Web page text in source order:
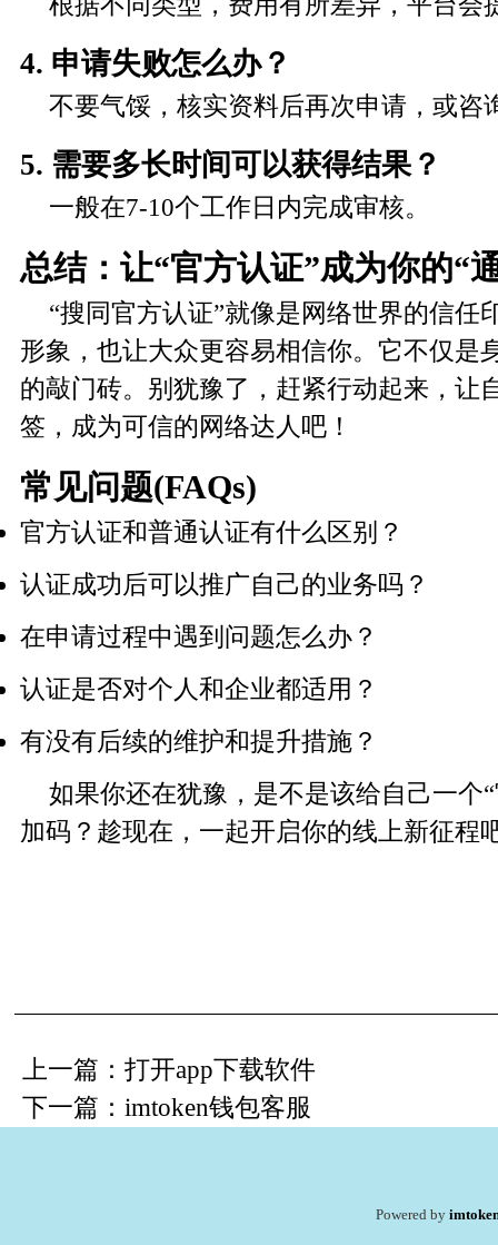
4. 申请失败怎么办？
不要气馁，核实资料后再次申请，或咨
5. 需要多长时间可以获得结果？
一般在7-10个工作日内完成审核。
总结：让“官方认证”成为你的“
“搜同官方认证”就像是网络世界的信任
形象，也让大众更容易相信你。它不仅是
的敲门砖。别犹豫了，赶紧行动起来，让
签，成为可信的网络达人吧！
常见问题(FAQs)
官方认证和普通认证有什么区别？
认证成功后可以推广自己的业务吗？
在申请过程中遇到问题怎么办？
认证是否对个人和企业都适用？
有没有后续的维护和提升措施？
如果你还在犹豫，是不是该给自己一个
加码？趁现在，一起开启你的线上新征程
上一篇： 打开app下载软件
下一篇： imtoken钱包客服
Powered by